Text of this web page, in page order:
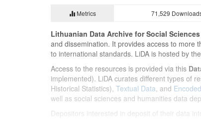
Metrics 71,529
Lithuanian Data Archive for Social
and dissemination. It provides access to more
to international standards. LiDA is hosted by the
Access to the resources is provided via this
implemented). LiDA curates different types of
Historical Statistics), Textual Data, and
well as social sciences and humanities data
Depositors interested in deposit of their data